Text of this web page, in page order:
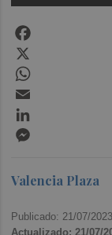
Valencia Plaza
Publicado: 21/07/
Actualizado: 21/07/